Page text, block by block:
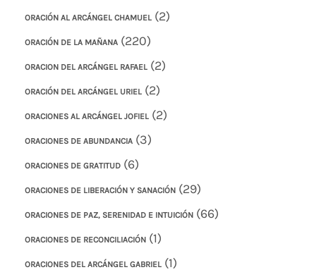
ORACIÓN AL ARCÁNGEL CHAMUEL (2)
ORACIÓN DE LA MAÑANA (220)
ORACION DEL ARCÁNGEL RAFAEL (2)
ORACIÓN DEL ARCÁNGEL URIEL (2)
ORACIONES AL ARCÁNGEL JOFIEL (2)
ORACIONES DE ABUNDANCIA (3)
ORACIONES DE GRATITUD (6)
ORACIONES DE LIBERACIÓN Y SANACIÓN (29)
ORACIONES DE PAZ, SERENIDAD E INTUICIÓN (66)
ORACIONES DE RECONCILIACIÓN (1)
ORACIONES DEL ARCÁNGEL GABRIEL (1)